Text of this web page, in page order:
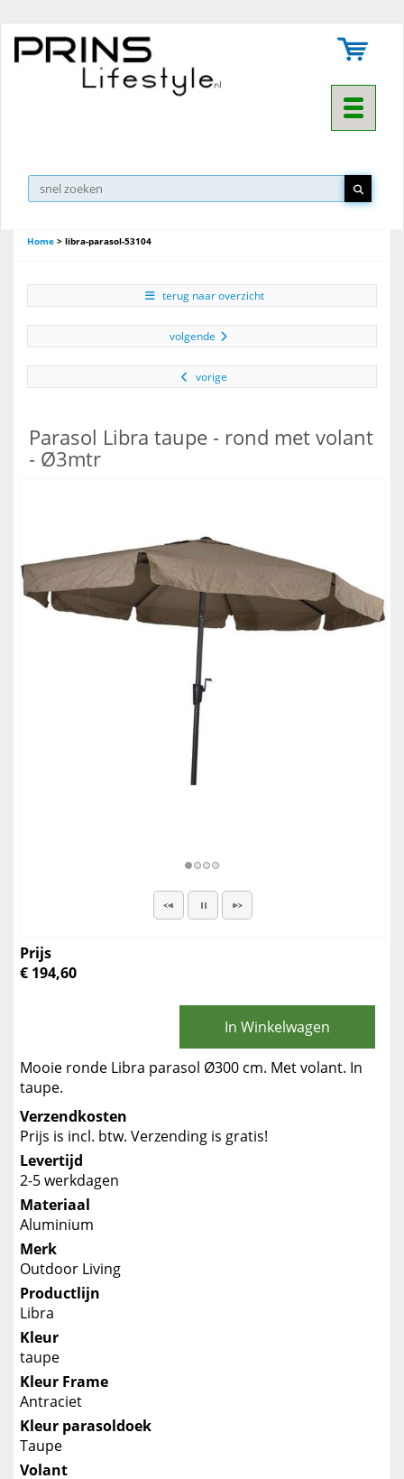
Toggle
Home > libra-parasol-53104
terug naar overzicht
volgende
vorige
Parasol Libra taupe - rond met volant
- Ø3mtr
Prijs
€ 194,60
In Winkelwagen
Mooie ronde Libra parasol Ø300 cm. Met volant. In
taupe.
Verzendkosten
Prijs is incl. btw. Verzending is gratis!
Levertijd
2-5 werkdagen
Materiaal
Aluminium
Merk
Outdoor Living
Productlijn
Libra
Kleur
taupe
Kleur Frame
Antraciet
Kleur parasoldoek
Taupe
Volant